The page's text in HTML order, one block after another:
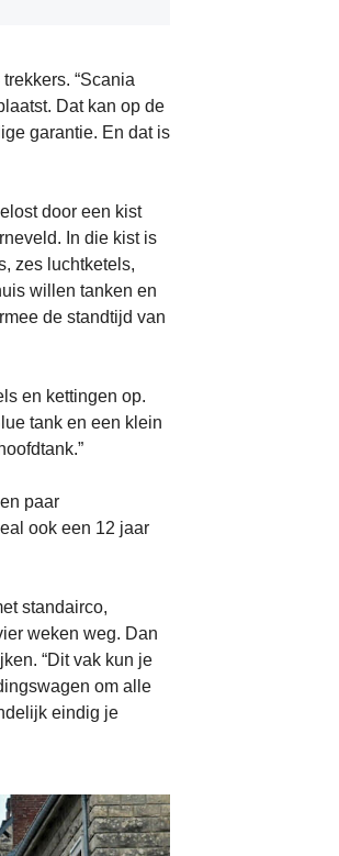
“Scania
Dat kan op de
garantie. En dat is
door een kist
In die kist is
zes luchtketels,
willen tanken en
de standtijd van
en kettingen op.
tank en een klein
paar
ook een 12 jaar
standairco,
weken weg. Dan
“Dit vak kun je
om alle
eindig je